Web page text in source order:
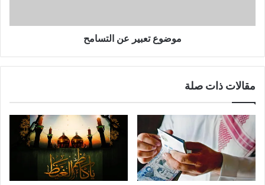
موضوع تعبير عن التسامح
مقالات ذات صلة